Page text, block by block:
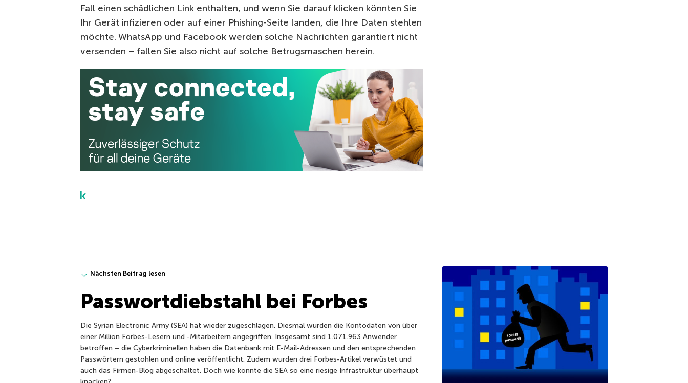
Fall einen schädlichen Link enthalten, und wenn Sie darauf klicken könnten Sie
Ihr Gerät infizieren oder auf einer Phishing-Seite landen, die Ihre Daten stehlen
möchte. WhatsApp und Facebook werden solche Nachrichten garantiert nicht
versenden – fallen Sie also nicht auf solche Betrugsmaschen herein.
Nächsten Beitrag lesen
Passwortdiebstahl bei Forbes
Die Syrian Electronic Army (SEA) hat wieder zugeschlagen. Diesmal wurden die Kontodaten von über
einer Million Forbes-Lesern und -Mitarbeitern angegriffen. Insgesamt sind 1.071.963 Anwender
betroffen – die Cyberkriminellen haben die Datenbank mit E-Mail-Adressen und den entsprechenden
Passwörtern gestohlen und online veröffentlicht. Zudem wurden drei Forbes-Artikel verwüstet und
auch das Firmen-Blog abgeschaltet. Doch wie konnte die SEA so eine riesige Infrastruktur überhaupt